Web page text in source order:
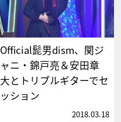
Official髭男dism、関ジ
ャニ・錦戸亮＆安田章
大とトリプルギターでセ
ッション
2018.03.18